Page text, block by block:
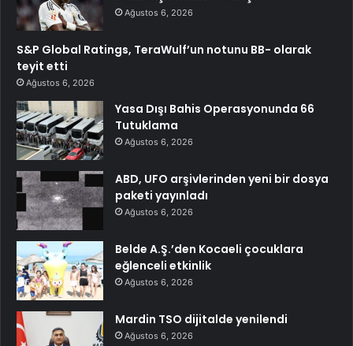
Ağustos 6, 2026
S&P Global Ratings, TeraWulf’un notunu BB- olarak
teyit etti
Ağustos 6, 2026
Yasa Dışı Bahis Operasyonunda 66
Tutuklama
Ağustos 6, 2026
ABD, UFO arşivlerinden yeni bir dosya
paketi yayınladı
Ağustos 6, 2026
Belde A.Ş.’den Kocaeli çocuklara
eğlenceli etkinlik
Ağustos 6, 2026
Mardin TSO dijitalde yenilendi
Ağustos 6, 2026